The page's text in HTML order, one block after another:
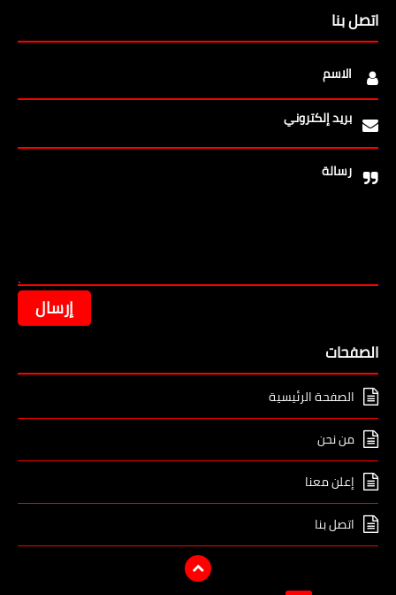
اتصل بنا
الاسم
بريد إلكتروني
رسالة
الصفحات
الصفحة الرئيسية
من نحن
إعلن معنا
اتصل بنا